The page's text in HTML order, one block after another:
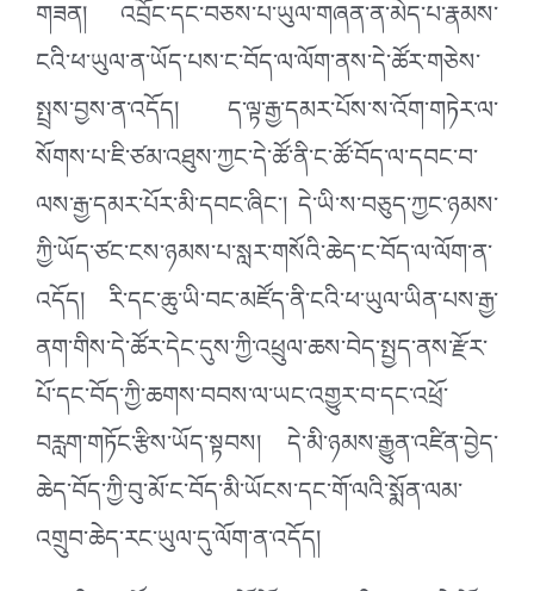
གཟན། འབྲོང་དང་བཅས་པ་ཡུལ་གཞན་ན་མེད་པ་རྣམས་
ངའི་ཕ་ཡུལ་ན་ཡོད་པས་ང་བོད་ལ་ལོག་ནས་དེ་ཚོར་གཅེས་
སྤྲས་བྱས་ན་འདོད། ད་ལྟ་རྒྱ་དམར་པོས་ས་འོག་གཏེར་ལ་
སོགས་པ་ཇི་ཙམ་འཐུས་ཀྱང་དེ་ཚོ་ནི་ང་ཚོ་བོད་ལ་དབང་བ་
ལས་རྒྱ་དམར་པོར་མི་དབང་ཞིང་། དེ་ཡི་ས་བཅུད་ཀྱང་ཉམས་
ཀྱི་ཡོད་ཙང་ངས་ཉམས་པ་སླར་གསོའི་ཆེད་ང་བོད་ལ་ལོག་ན་
འདོད། རི་དང་ཆུ་ཡི་བང་མཛོད་ནི་ངའི་ཕ་ཡུལ་ཡིན་པས་རྒྱ་
ནག་གིས་དེ་ཚོར་དེང་དུས་ཀྱི་འཕྲུལ་ཆས་བེད་སྤྱད་ནས་རྫོར་
པོ་དང་བོད་ཀྱི་ཆགས་བབས་ལ་ཡང་འགྱུར་བ་དང་འཕྲོ་
བརླག་གཏོང་རྩིས་ཡོད་སྟབས། དེ་མི་ཉམས་རྒྱུན་འཛིན་བྱེད་
ཆེད་བོད་ཀྱི་བུ་མོ་ང་བོད་མི་ཡོངས་དང་གོ་ལའི་སྨོན་ལམ་
འགྲུབ་ཆེད་རང་ཡུལ་དུ་ལོག་ན་འདོད།